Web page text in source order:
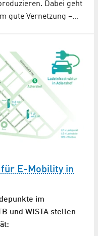
Dabei geht
gute Vernetzung –…
E-Mobility in
im
und WISTA stellen